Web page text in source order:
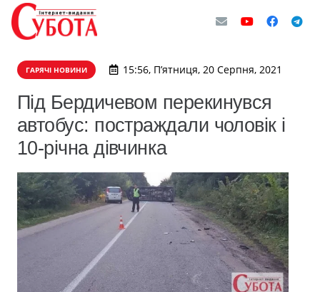
ГАРЯЧІ НОВИНИ 15:56, П’ятниця, 20 Серпня, 2021
Під Бердичевом перекинувся
автобус: постраждали чоловік і
10-річна дівчинка